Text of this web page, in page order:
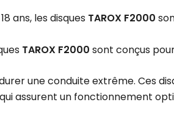
ans, les disques TAROX F2000
TAROX F2000 sont conçus
une conduite extrême. Ces
assurent un fonctionnement